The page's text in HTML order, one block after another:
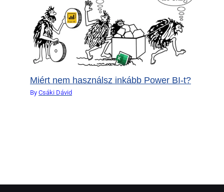
Miért nem használsz inkább Power BI-t?
By Csáki Dávid